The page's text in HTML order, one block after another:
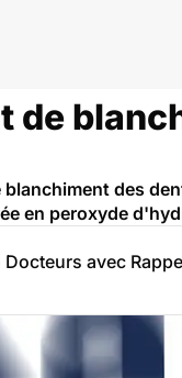
de
des
en peroxyde
avec